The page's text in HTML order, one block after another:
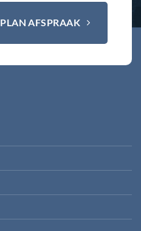
PLAN AFSPRAAK